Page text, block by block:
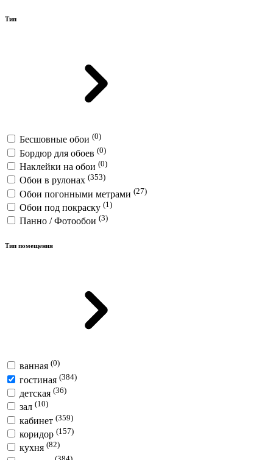
Тип
Бесшовные обои (0)
Бордюр для обоев (0)
Наклейки на обои (0)
Обои в рулонах (353)
Обои погонными метрами (27)
Обои под покраску (1)
Панно / Фотообои (3)
Тип помещения
ванная (0)
гостиная (384)
детская (36)
зал (10)
кабинет (359)
коридор (157)
кухня (82)
(384)